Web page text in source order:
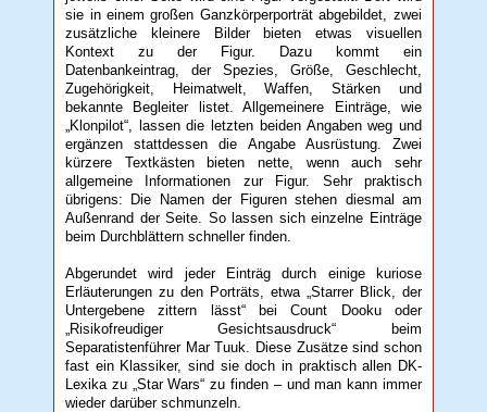
sie in einem großen Ganzkörperporträt abgebildet, zwei
zusätzliche kleinere Bilder bieten etwas visuellen
Kontext zu der Figur. Dazu kommt ein
Datenbankeintrag, der Spezies, Größe, Geschlecht,
Zugehörigkeit, Heimatwelt, Waffen, Stärken und
bekannte Begleiter listet. Allgemeinere Einträge, wie
„Klonpilot“, lassen die letzten beiden Angaben weg und
ergänzen stattdessen die Angabe Ausrüstung. Zwei
kürzere Textkästen bieten nette, wenn auch sehr
allgemeine Informationen zur Figur. Sehr praktisch
übrigens: Die Namen der Figuren stehen diesmal am
Außenrand der Seite. So lassen sich einzelne Einträge
beim Durchblättern schneller finden.
Abgerundet wird jeder Einträg durch einige kuriose
Erläuterungen zu den Porträts, etwa „Starrer Blick, der
Untergebene zittern lässt“ bei Count Dooku oder
„Risikofreudiger Gesichtsausdruck“ beim
Separatistenführer Mar Tuuk. Diese Zusätze sind schon
fast ein Klassiker, sind sie doch in praktisch allen DK-
Lexika zu „Star Wars“ zu finden – und man kann immer
wieder darüber schmunzeln.